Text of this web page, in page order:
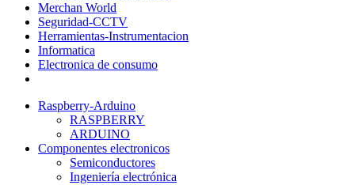
Merchan World
Seguridad-CCTV
Herramientas-Instrumentacion
Informatica
Electronica de consumo
Raspberry-Arduino
RASPBERRY
ARDUINO
Componentes electronicos
Semiconductores
Ingeniería electrónica